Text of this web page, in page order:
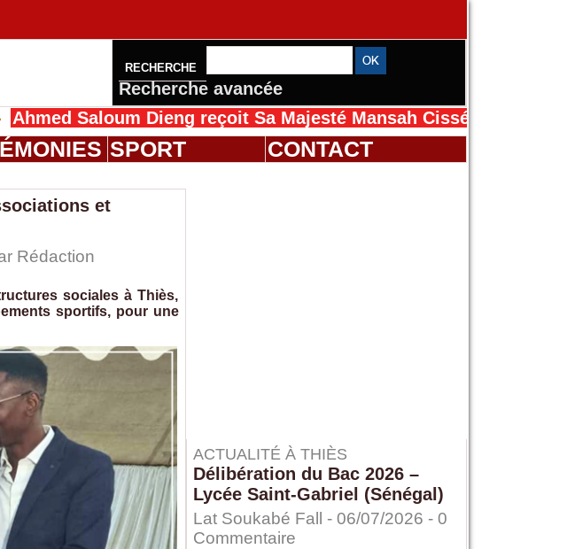
RECHERCHE
Recherche avancée
Saloum Dieng reçoit Sa Majesté Mansah Cissé au Sénégal pour le
SPORT CONTACT
et
Rédaction
sociales à Thiès,
sportifs, pour une
ACTUALITÉ À THIÈS
Délibération du Bac 2026 –
Lycée Saint-Gabriel (Sénégal)
Lat Soukabé Fall - 06/07/2026 - 0
Commentaire